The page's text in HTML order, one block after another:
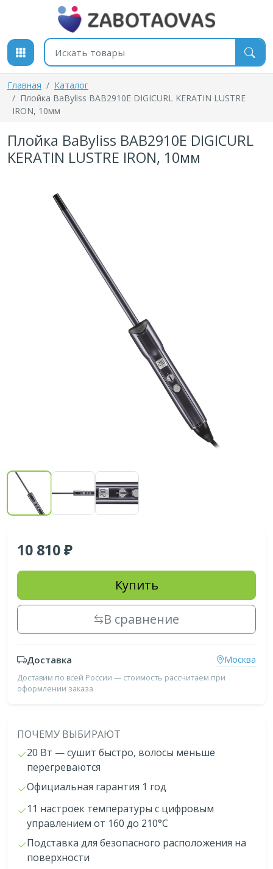
К содержимому
Поиск товаров
Главная
Каталог
Плойка BaByliss BAB2910E DIGICURL KERATIN LUSTRE
IRON, 10мм
Плойка BaByliss BAB2910E DIGICURL
KERATIN LUSTRE IRON, 10мм
10 810
Купить
В сравнение
Доставка Москва
Доставим по всей России — стоимость рассчитаем при
оформлении заказа
ПОЧЕМУ ВЫБИРАЮТ
20 Вт — сушит быстро, волосы меньше
перегреваются
Официальная гарантия 1 год
11 настроек температуры с цифровым
управлением от 160 до 210°С
Подставка для безопасного расположения на
поверхности